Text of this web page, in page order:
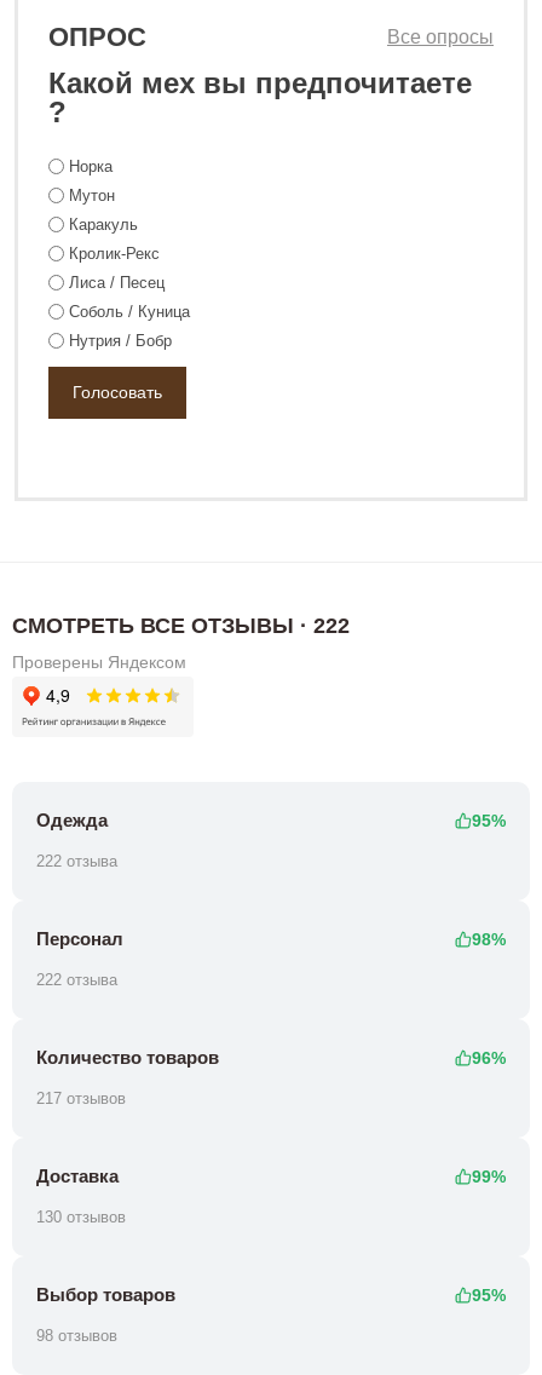
ОПРОС
Какой мех вы предпочитаете
?
Все опросы
Норка
Мутон
Каракуль
Кролик-Рекс
Лиса / Песец
Соболь / Куница
Нутрия / Бобр
СМОТРЕТЬ ВСЕ ОТЗЫВЫ · 222
Проверены Яндексом
Одежда 95%
222 отзыва
Персонал 98%
222 отзыва
Количество товаров 96%
217 отзывов
Доставка 99%
130 отзывов
Выбор товаров 95%
98 отзывов